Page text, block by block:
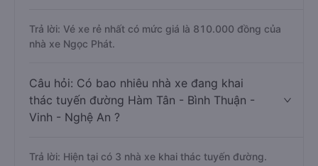
Trả lời: Vé xe rẻ nhất có mức giá là 810.000 đồng của
nhà xe Ngọc Phát.
Câu hỏi: Có bao nhiêu nhà xe đang khai
thác tuyến đường Hàm Tân - Bình Thuận -
Vinh - Nghệ An ?
Trả lời: Hiện tại có 3 nhà xe khai thác tuyến đường.